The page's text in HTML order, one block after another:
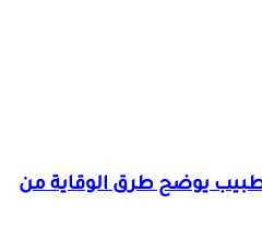
يوضح طرق الوقاية من